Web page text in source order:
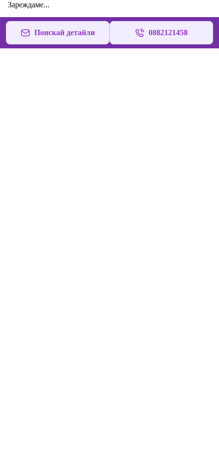
Зареждаме...
Поискай детайли 0882121458